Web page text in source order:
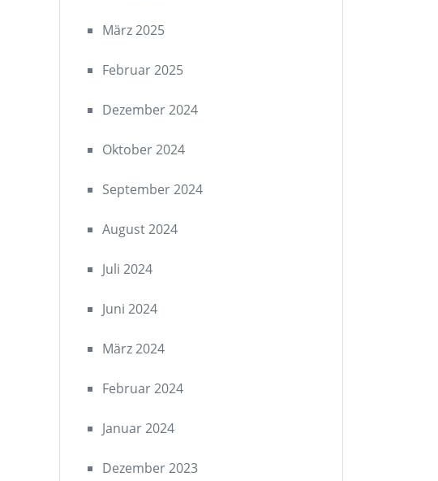
März 2025
Februar 2025
Dezember 2024
Oktober 2024
September 2024
August 2024
Juli 2024
Juni 2024
März 2024
Februar 2024
Januar 2024
Dezember 2023